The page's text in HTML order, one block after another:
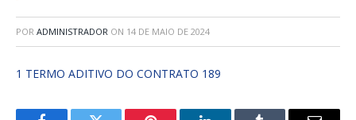
POR ADMINISTRADOR ON 14 DE MAIO DE 2024
1 TERMO ADITIVO DO CONTRATO 189